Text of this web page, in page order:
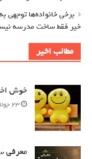
برخی خانواده‌ها توجهی
خیر فقط ساخت مدرسه
مطالب اخیر
خوش
23 جولای 2026
معرفی